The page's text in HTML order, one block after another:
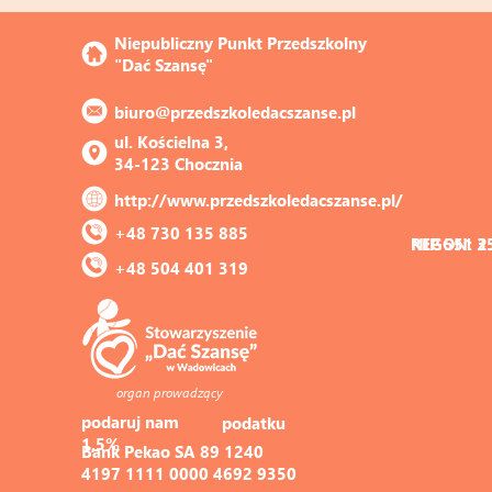
Niepubliczny Punkt Przedszkolny
"Dać Szansę"
ul. Kościelna 3,
34-123 Chocznia
biuro@przedszkoledacszanse.pl
http://www.przedszkoledacszanse.pl/
+48 730 135 885
+48 504 401 319
Bank Pekao SA 89 1240
4197 1111 0000 4692 9350
podaruj nam
1,5%
organ prowadzący
podatku
REGON:
NIP 551